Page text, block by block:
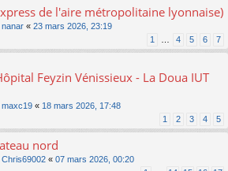
de l'aire métropolitaine lyonnaise)
nanar « 23 mars 2026, 23:19
1 4 5 6 7
Feyzin Vénissieux - La Doua IUT
maxc19 « 18 mars 2026, 17:48
1 2 3 4 5
nord
Chris69002 « 07 mars 2026, 00:20